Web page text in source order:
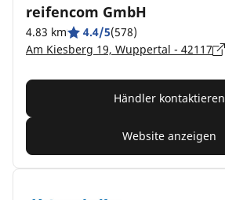
reifencom GmbH
4.83 km 4.4/5(578)
Am Kiesberg 19, Wuppertal - 42117
Händler kontaktieren
Website anzeigen